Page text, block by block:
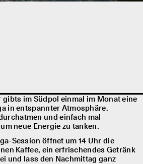
gibts im Südpol einmal im Monat eine
in entspannter Atmosphäre.
und einfach mal
neue Energie zu tanken.
Session öffnet um 14 Uhr die
Kaffee, ein erfrischendes Getränk
und lass den Nachmittag ganz